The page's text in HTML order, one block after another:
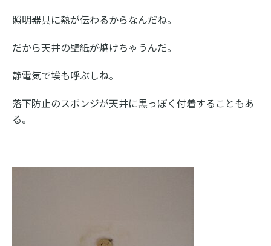
照明器具に熱が伝わるからなんだね。
だから天井の壁紙が焼けちゃうんだ。
静電気で埃も呼ぶしね。
落下防止のスポンジが天井に黒っぽく付着することもあ
る。